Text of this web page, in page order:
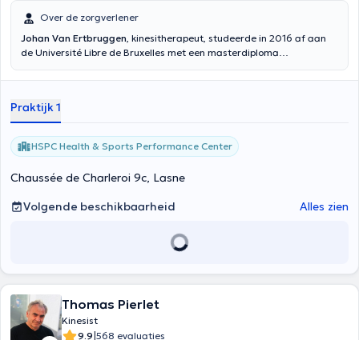
Over de zorgverlener
Johan Van Ertbruggen, kinesitherapeut, studeerde in 2016 af aan
de Université Libre de Bruxelles met een masterdiploma
sportfysiotherapie en schouderrevalidatie. Hij houdt van maandag
Medical Centre.
Praktijk 1
HSPC Health & Sports Performance Center
Chaussée de Charleroi 9c, Lasne
Volgende beschikbaarheid
Alles zien
Thomas Pierlet
Kinesist
9.9|568 evaluaties